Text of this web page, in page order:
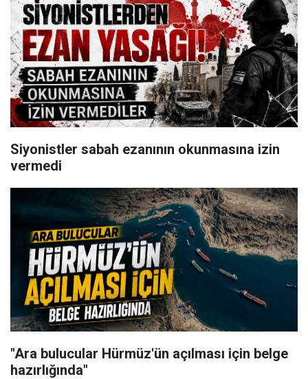
Siyonistler sabah ezanının okunmasına izin
vermedi
"Ara bulucular Hürmüz'ün açılması için belge
hazırlığında"